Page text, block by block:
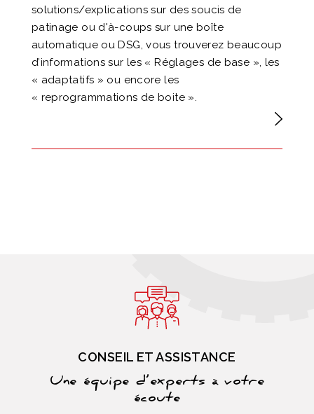
solutions/explications sur des soucis de
patinage ou d'à-coups sur une boîte
automatique ou DSG, vous trouverez beaucoup
d’informations sur les « Réglages de base », les
« adaptatifs » ou encore les
« reprogrammations de boite ».
CONSEIL ET ASSISTANCE
Une équipe d’experts à votre
écoute